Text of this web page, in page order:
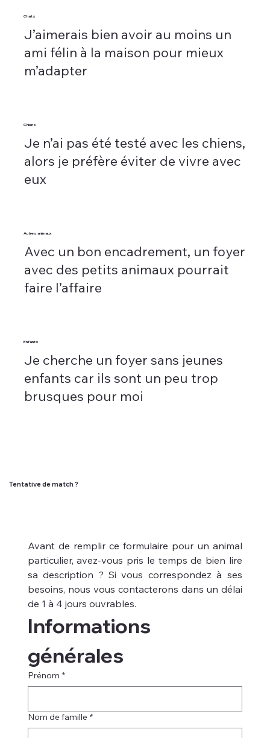
Chats
J’aimerais bien avoir au moins un
ami félin à la maison pour mieux
m’adapter
Chiens
Je n’ai pas été testé avec les chiens,
alors je préfère éviter de vivre avec
eux
Autres animaux
Avec un bon encadrement, un foyer
avec des petits animaux pourrait
faire l’affaire
Enfants
Je cherche un foyer sans jeunes
enfants car ils sont un peu trop
brusques pour moi
Tentative de match ?
Avant de remplir ce formulaire pour un animal
particulier, avez-vous pris le temps de bien lire
sa description ? Si vous correspondez à ses
besoins, nous vous contacterons dans un délai
de 1 à 4 jours ouvrables.
Informations
générales
Prénom *
Nom de famille *